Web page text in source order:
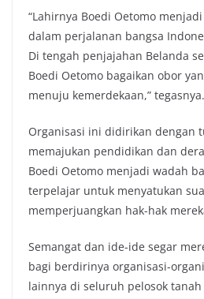
“Lahirnya Boedi Oetomo
dalam perjalanan bangsa
Di tengah penjajahan Belanda
Boedi Oetomo bagaikan obor
menuju kemerdekaan,” tegasnya.
Organisasi ini didirikan dengan
memajukan pendidikan dan
Boedi Oetomo menjadi wadah
terpelajar untuk menyatukan
memperjuangkan hak-hak
Semangat dan ide-ide segar
bagi berdirinya organisasi-
lainnya di seluruh pelosok tanah